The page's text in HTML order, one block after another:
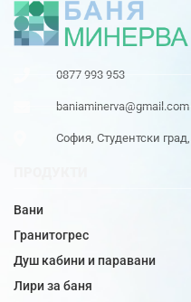
0877 993 953
baniaminerva@gmail.com
София, Студентски
Вани
Гранитогрес
Душ кабини и паравани
Лири за баня